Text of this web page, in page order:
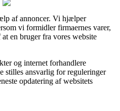
af annoncer. Vi hjælper
vi formidler firmaernes varer,
en bruger fra vores website
og internet forhandlere
stilles ansvarlig for reguleringer
opdatering af websitets